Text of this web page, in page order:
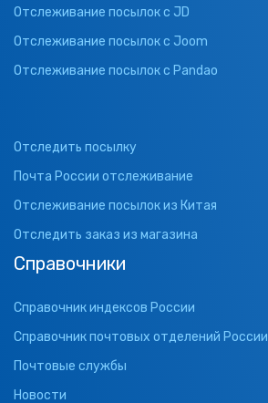
Отслеживание посылок с JD
Отслеживание посылок с Joom
Отслеживание посылок с Pandao
Отследить посылку
Почта России отслеживание
Отслеживание посылок из Китая
Отследить заказ из магазина
Справочники
Справочник индексов России
Справочник почтовых отделений России
Почтовые службы
Новости